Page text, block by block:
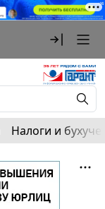
Налоги и